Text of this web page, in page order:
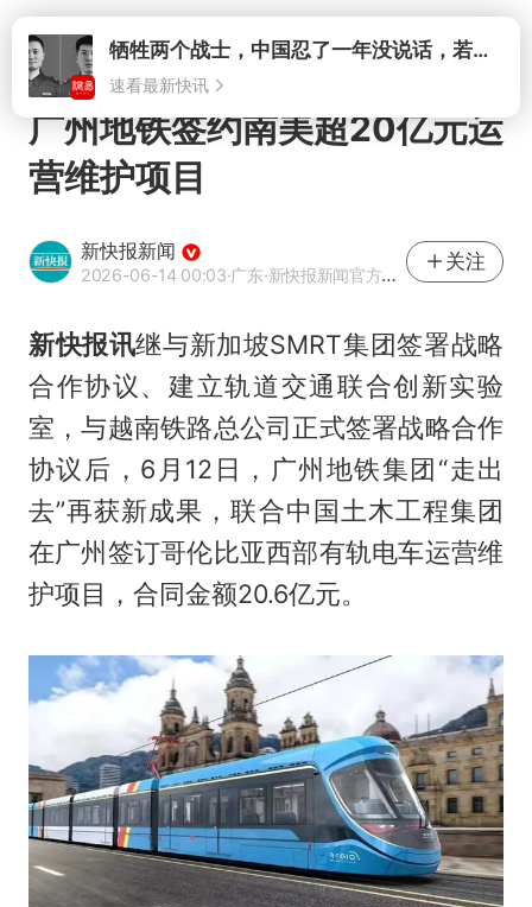
打开牺牲两个战士，中国忍了一年没说话，若菲律宾死了人，他会开战吗
速看最新快讯
广州地铁签约南美超20亿元运
营维护项目
新快报新闻
2026-06-14 00:03·广东·新快报新闻官方网易号
关注
新快报讯继与新加坡SMRT集团签署战略
合作协议、建立轨道交通联合创新实验
室，与越南铁路总公司正式签署战略合作
协议后，6月12日，广州地铁集团“走出
去”再获新成果，联合中国土木工程集团
在广州签订哥伦比亚西部有轨电车运营维
护项目，合同金额20.6亿元。